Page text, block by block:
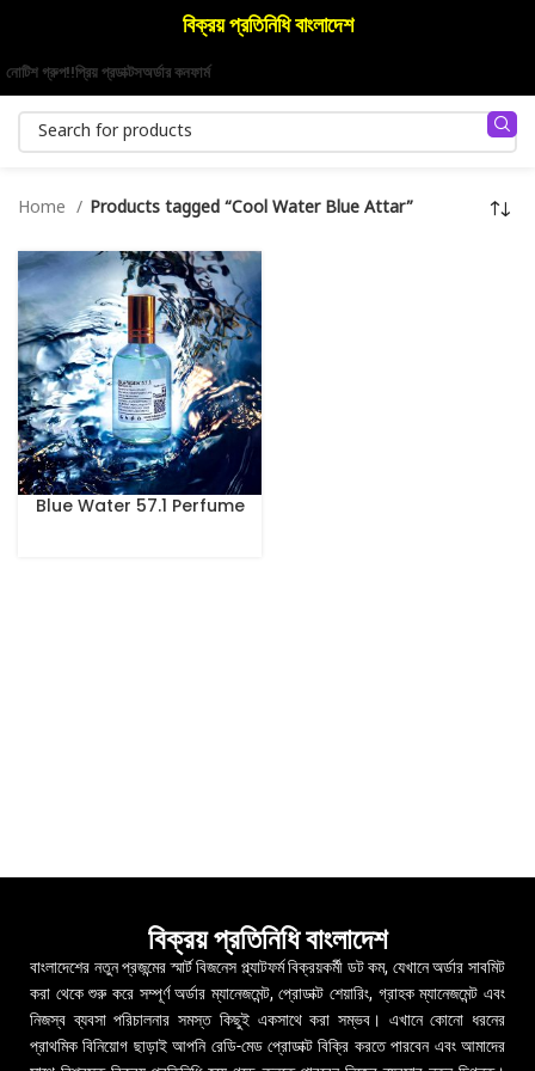
বিক্রয় প্রতিনিধি বাংলাদেশ
নোটিশ গ্রুপ!!প্রিয় প্রডাক্টসঅর্ডার কনফার্ম
Home Products tagged “Cool Water Blue Attar”
Blue Water 57.1 Perfume
বিক্রয় প্রতিনিধি বাংলাদেশ
বাংলাদেশের নতুন প্রজন্মের স্মার্ট বিজনেস প্ল্যাটফর্ম বিক্রয়কর্মী ডট কম, যেখানে অর্ডার সাবমিট
করা থেকে শুরু করে সম্পূর্ণ অর্ডার ম্যানেজমেন্ট, প্রোডাক্ট শেয়ারিং, গ্রাহক ম্যানেজমেন্ট এবং
নিজস্ব ব্যবসা পরিচালনার সমস্ত কিছুই একসাথে করা সম্ভব। এখানে কোনো ধরনের
প্রাথমিক বিনিয়োগ ছাড়াই আপনি রেডি-মেড প্রোডাক্ট বিক্রি করতে পারবেন এবং আমাদের